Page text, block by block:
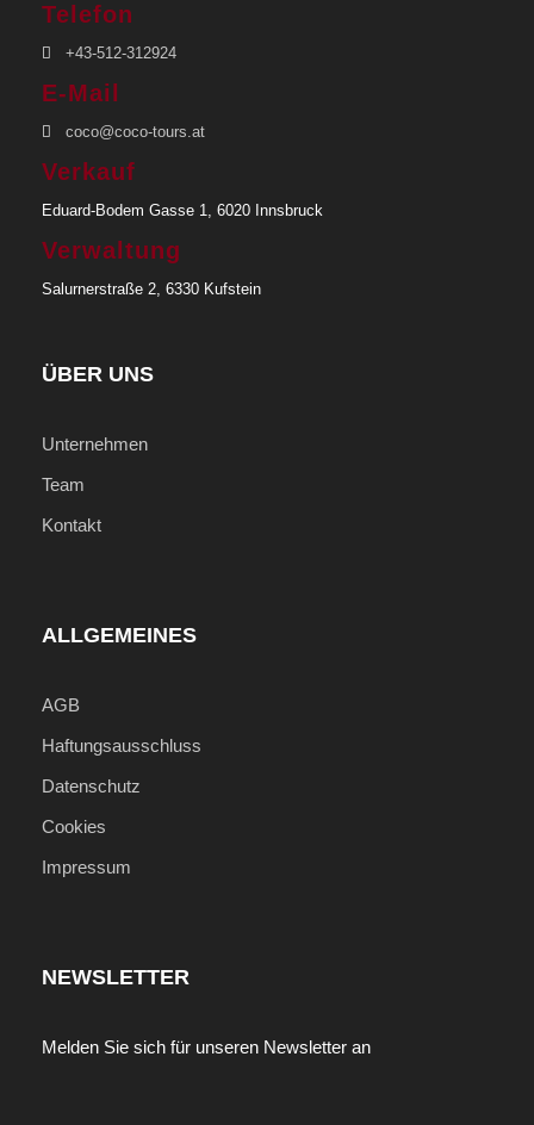
Telefon
+43-512-312924
E-Mail
coco@coco-tours.at
Verkauf
Eduard-Bodem Gasse 1, 6020 Innsbruck
Verwaltung
Salurnerstraße 2, 6330 Kufstein
ÜBER UNS
Unternehmen
Team
Kontakt
ALLGEMEINES
AGB
Haftungsausschluss
Datenschutz
Cookies
Impressum
NEWSLETTER
Melden Sie sich für unseren Newsletter an